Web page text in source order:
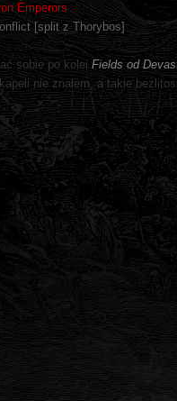
Emperors
[split z Thorybos]
sobie po koleiFields od
nie znałem, a takie